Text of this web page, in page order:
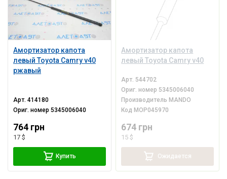
Амортизатор капота
левый Toyota Camry v40
ржавый
Арт.414180
Ориг. номер5345006040
764 грн
17 $
Купить
Амортизатор капота
левый Toyota Camry v40
Арт. 544702
Ориг. номер 5345006040
Производитель MANDO
Код MOP045970
674 грн
15 $
Ожидается